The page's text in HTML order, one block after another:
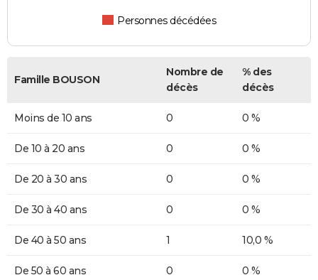
Personnes décédées
Famille BOUSON
Nombre de
décès
% des
décès
Moins de 10 ans 0 0 %
De 10 à 20 ans 0 0 %
De 20 à 30 ans 0 0 %
De 30 à 40 ans 0 0 %
De 40 à 50 ans 1 10,0 %
De 50 à 60 ans 0 0 %